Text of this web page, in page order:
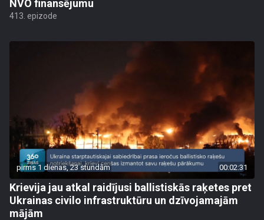
NVO finansējumu
413. epizode
pirms 1 dienas, 23 stundām 00:02:31
Krievija jau atkal raidījusi ballistiskās raķetes pret
Ukrainas civilo infrastruktūru un dzīvojamajām
mājām